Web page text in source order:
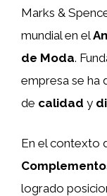
Marks &
mundial en el
de Moda.
empresa se
de calidad y
En el contexto
logrado